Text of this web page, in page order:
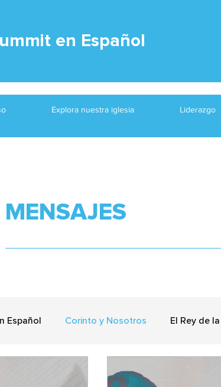
en Español
Explora nuestra iglesia Liderazgo
MENSAJES
Español Corinto y Nosotros El Rey de
Navidad